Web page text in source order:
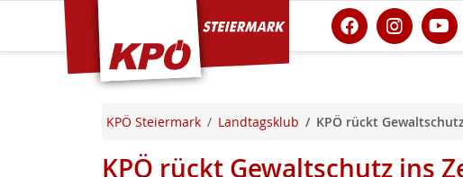
KPÖ Steiermark
KPÖ Steiermark Landtagsklub KPÖ rückt
KPÖ rückt Gewaltschutz ins